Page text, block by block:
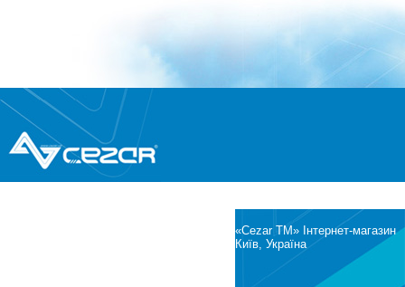
®
«Cezar TM» Інтернет-магазин
Київ, Україна